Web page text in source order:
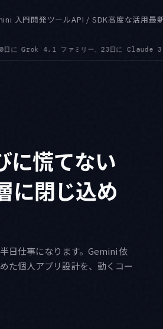
入門開発ツールAPI / SDK高度な活用最
31日に gemini-robotics-er-1.6-preview です●
に慌てない
に閉じ込め
日仕事になります。Gemini 依
た個人アプリ設計を、動くコー